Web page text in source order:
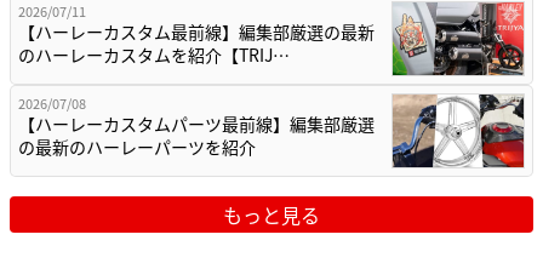
2026/07/11
【ハーレーカスタム最前線】編集部厳選の最新
のハーレーカスタムを紹介【TRIJ…
2026/07/08
【ハーレーカスタムパーツ最前線】編集部厳選
の最新のハーレーパーツを紹介
もっと見る